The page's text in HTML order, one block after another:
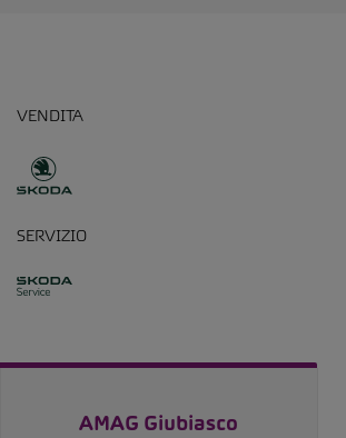
VENDITA
SERVIZIO
AMAG Giubiasco